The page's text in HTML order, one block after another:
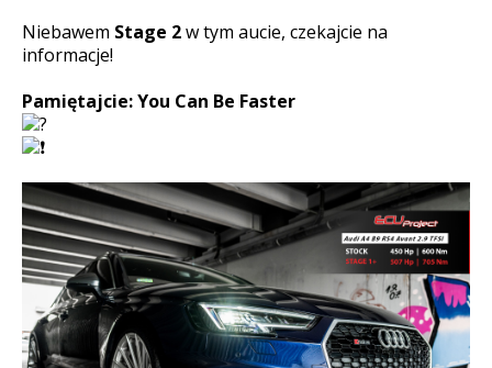
Niebawem Stage 2w tym aucie, czekajcie na
informacje!
Pamiętajcie: You Can Be Faster